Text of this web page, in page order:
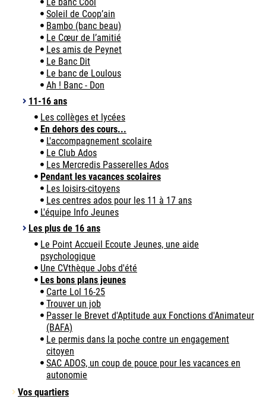
Soleil de Coop’ain
Bambo (banc beau)
Le Cœur de l’amitié
Les amis de Peynet
Le Banc Dit
Le banc de Loulous
Ah ! Banc - Don
11-16 ans
Les collèges et lycées
En dehors des cours...
L'accompagnement scolaire
Le Club Ados
Les Mercredis Passerelles Ados
Pendant les vacances scolaires
Les loisirs-citoyens
Les centres ados pour les 11 à 17 ans
L'équipe Info Jeunes
Les plus de 16 ans
Le Point Accueil Ecoute Jeunes, une aide
psychologique
Une CVthèque Jobs d'été
Les bons plans jeunes
Carte Lol 16-25
Trouver un job
Passer le Brevet d'Aptitude aux Fonctions d'Animateur
(BAFA)
Le permis dans la poche contre un engagement
citoyen
SAC ADOS, un coup de pouce pour les vacances en
autonomie
Vos quartiers